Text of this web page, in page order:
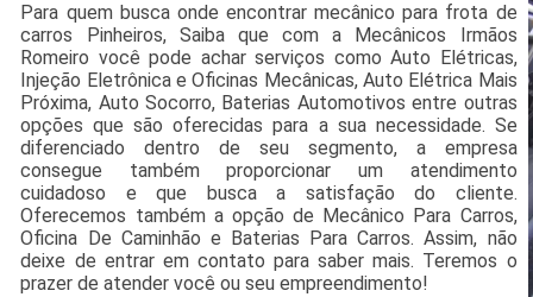
Para quem busca onde encontrar mecânico para frota de
carros Pinheiros, Saiba que com a Mecânicos Irmãos
Romeiro você pode achar serviços como Auto Elétricas,
Injeção Eletrônica e Oficinas Mecânicas, Auto Elétrica Mais
Próxima, Auto Socorro, Baterias Automotivos entre outras
opções que são oferecidas para a sua necessidade. Se
diferenciado dentro de seu segmento, a empresa
consegue também proporcionar um atendimento
cuidadoso e que busca a satisfação do cliente.
Oferecemos também a opção de Mecânico Para Carros,
Oficina De Caminhão e Baterias Para Carros. Assim, não
deixe de entrar em contato para saber mais. Teremos o
prazer de atender você ou seu empreendimento!